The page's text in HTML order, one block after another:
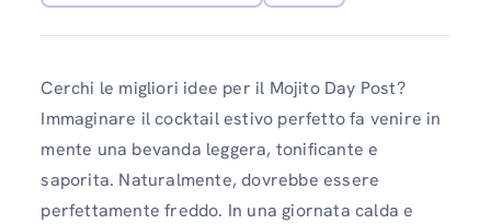
Cerchi le migliori idee per il Mojito Day Post?
Immaginare il cocktail estivo perfetto fa venire in
mente una bevanda leggera, tonificante e
saporita. Naturalmente, dovrebbe essere
perfettamente freddo. In una giornata calda e